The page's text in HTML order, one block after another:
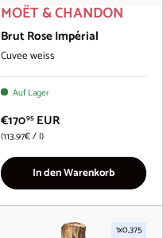
MOËT & CHANDON
Brut Rose Impérial
Cuvee weiss
Auf Lager
€17095 EUR
Grundpreis
113.97€/l
In den Warenkorb
1x0,375